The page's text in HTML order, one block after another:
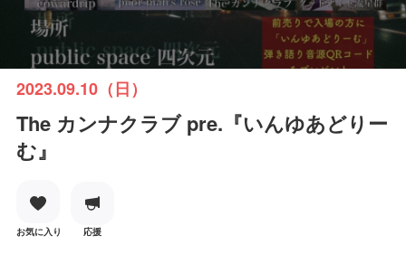
2023.09.10（日）
The カンナクラブ pre.『いんゆあどりー
む』
お気に入り 応援